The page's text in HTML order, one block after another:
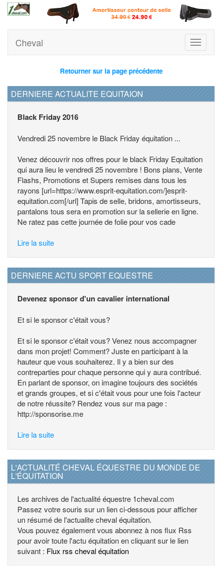
Toggle
Cheval
Retourner sur la page précédente
DERNIERE ACTUALITE EQUITAION
Black Friday 2016
Vendredi 25 novembre le Black Friday équitation ...
Venez découvrir nos offres pour le black Friday Equitation
qui aura lieu le vendredi 25 novembre ! Bons plans, Vente
Flashs, Promotions et Supers remises dans tous les
rayons [url=https://www.esprit-equitation.com/]esprit-
equitation.com[/url] Tapis de selle, bridons, amortisseurs,
pantalons tous sera en promotion sur la sellerie en ligne.
Ne ratez pas cette journée de folie pour vos cade
Lire la suite
DERNIERE ACTU SPORT EQUESTRE
Devenez sponsor d'un cavalier international
Et si le sponsor c'était vous?
Et si le sponsor c'était vous? Venez nous accompagner
dans mon projet! Comment? Juste en participant à la
hauteur que vous souhaiterez. Il y a bien sur des
contreparties pour chaque personne qui y aura contribué.
En parlant de sponsor, on imagine toujours des sociétés
et grands groupes, et si c'était vous pour une fois l'acteur
de notre réussite? Rendez vous sur ma page :
http://sponsorise.me
Lire la suite
L'ACTUALITÉ CHEVAL ÉQUESTRE DU MONDE DE
L'ÉQUITATION
Les archives de l'actualité équestre 1cheval.com
Passez votre souris sur un lien ci-dessous pour afficher
un résumé de l'actualite cheval équitation.
Vous pouvez également vous abonnez à nos flux Rss
pour avoir toute l'actu équitation en cliquant sur le lien
suivant : Flux rss cheval équitation